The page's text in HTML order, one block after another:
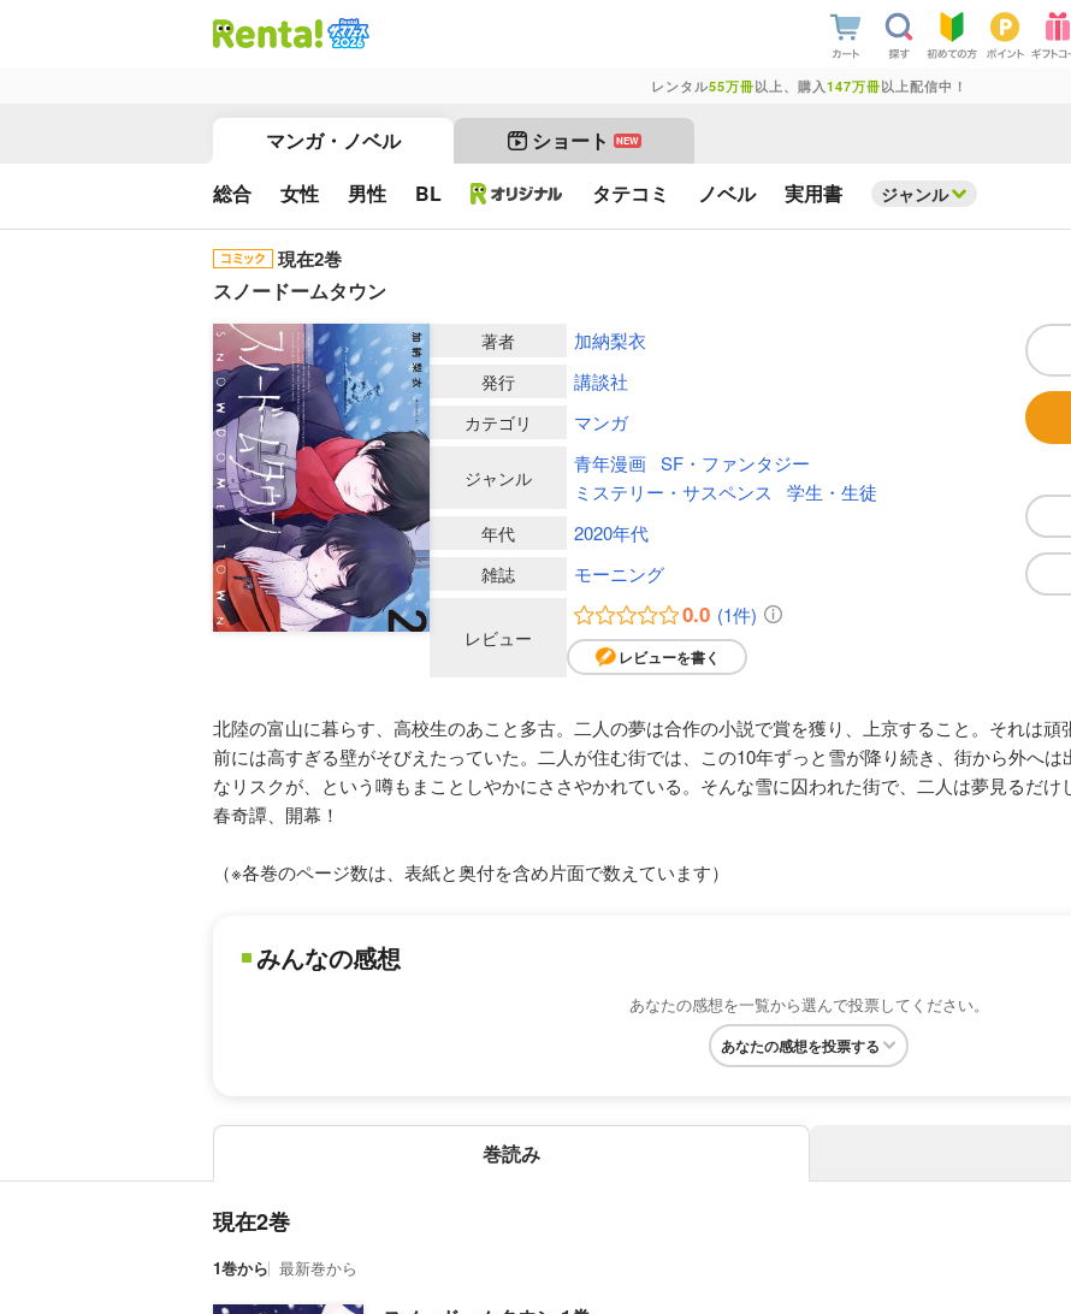
レンタル55万冊以上、購入 147万冊以上配信中！
マンガ・ノベル ショート NEW
総合 女性 男性 BL タテコミ ノベル 実用書 ジャンル
現在2巻
スノードームタウン
著者 加納梨衣
発行 講談社
カテゴリ マンガ
ジャンル
青年漫画 SF・ファンタジー
ミステリー・サスペンス
学生・生徒
年代 2020年代
雑誌 モーニング
レビュー
0.0 (1件)
レビューを書く
北陸の富山に暮らす、高校生のあこと多古。二人の夢は合作の小説で賞を獲り、上京すること。それは
前には高すぎる壁がそびえたっていた。二人が住む街では、この10年ずっと雪が降り続き、街から外へ
なリスクが、という噂もまことしやかにささやかれている。そんな雪に囚われた街で、二人は夢見るだ
春奇譚、開幕！
（※各巻のページ数は、表紙と奥付を含め片面で数えています）
みんなの感想
あなたの感想を一覧から選んで投票してください。
あなたの感想を投票する
巻読み
現在2巻
1巻から 最新巻から